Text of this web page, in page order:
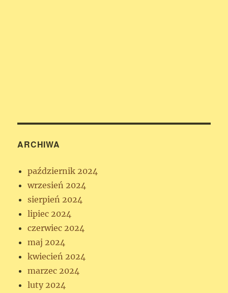
ARCHIWA
październik 2024
wrzesień 2024
sierpień 2024
lipiec 2024
czerwiec 2024
maj 2024
kwiecień 2024
marzec 2024
luty 2024